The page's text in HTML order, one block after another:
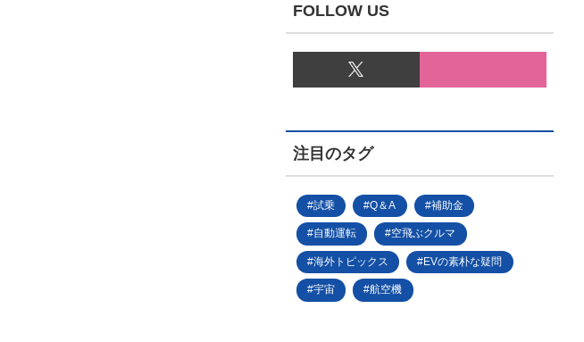
FOLLOW US
注目のタグ
試乗 Q＆A 補助金
自動運転 空飛ぶクルマ
海外トピックス EVの素朴な疑問
宇宙 航空機